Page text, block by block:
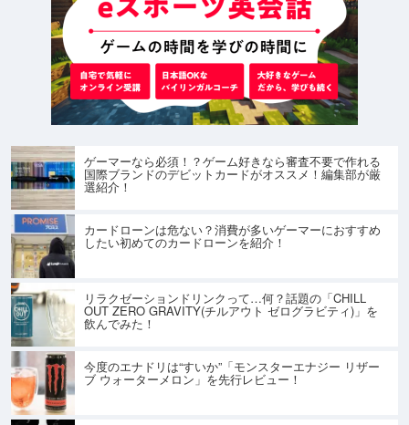
ゲーマーなら必須！？ゲーム好きなら審査不要で作れる
国際ブランドのデビットカードがオススメ！編集部が厳
選紹介！
カードローンは危ない？消費が多いゲーマーにおすすめ
したい初めてのカードローンを紹介！
リラクゼーションドリンクって…何？話題の「CHILL
OUT ZERO GRAVITY(チルアウト ゼログラビティ)」を
飲んでみた！
今度のエナドリは“すいか”「モンスターエナジー リザー
ブ ウォーターメロン」を先行レビュー！